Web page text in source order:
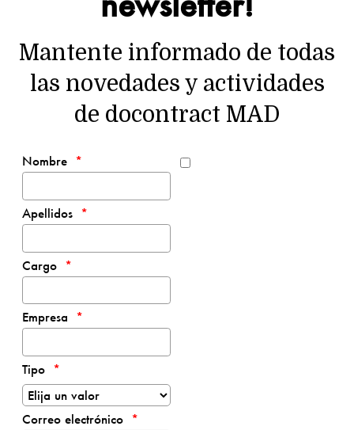
Mantente informado de todas
las novedades y actividades
de docontract MAD
Nombre
Apellidos
Cargo
Empresa
Tipo
Correo electrónico